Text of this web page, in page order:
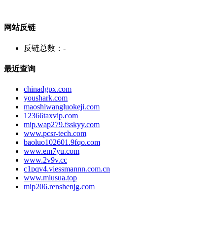
网站反链
反链总数： -
最近查询
chinadgpx.com
youshark.com
maoshiwangluokeji.com
12366taxvip.com
mip.wap279.fsskyy.com
www.pcsr-tech.com
baoluo102601.9fqo.com
www.em7yu.com
www.2v9v.cc
c1pqv4.viessmannn.com.cn
www.miusua.top
mip206.renshenjg.com